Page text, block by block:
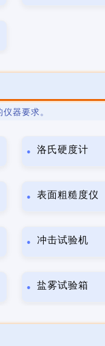
器要求。
洛氏硬度计
表面粗糙度仪
冲击试验机
盐雾试验箱